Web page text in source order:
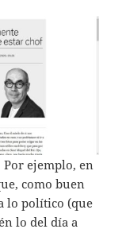
Por ejemplo, en
como buen
lo político (que
lo del día a